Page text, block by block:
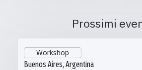
Prossimi
Workshop
Buenos Aires, Argentina